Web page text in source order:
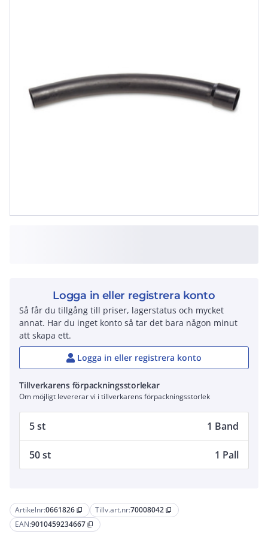
Artikelnr:0661826 content_copy Tillv.art.nr:70008042 content_copy
EAN:9010459234667 content_copy
Logga in eller registrera konto
Så får du tillgång till priser, lagerstatus och mycket
annat. Har du inget konto så tar det bara någon minut
att skapa ett.
Logga in eller registrera konto
Tillverkarens förpackningsstorlekar
Om möjligt levererar vi i tillverkarens förpackningsstorlek
5 st 1 Band
50 st 1 Pall